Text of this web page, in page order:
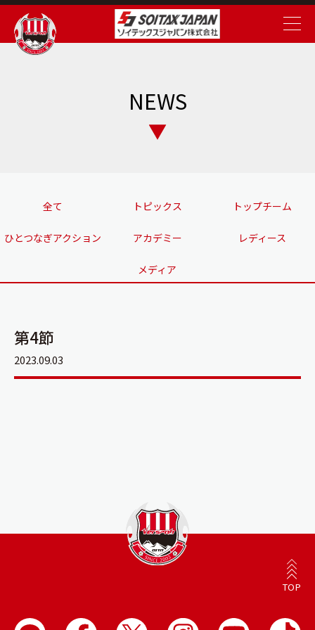
NEWS
全て トピックス トップチーム
ひとつなぎアクション アカデミー レディース
メディア
第4節
2023.09.03
TOP